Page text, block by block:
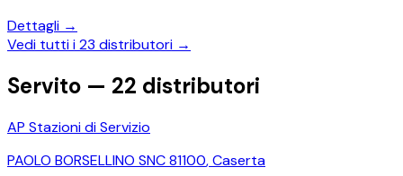
Dettagli →
Vedi tutti i23 distributori →
Servito — 22 distributori
AP Stazioni di Servizio
PAOLO BORSELLINO SNC 81100,Caserta